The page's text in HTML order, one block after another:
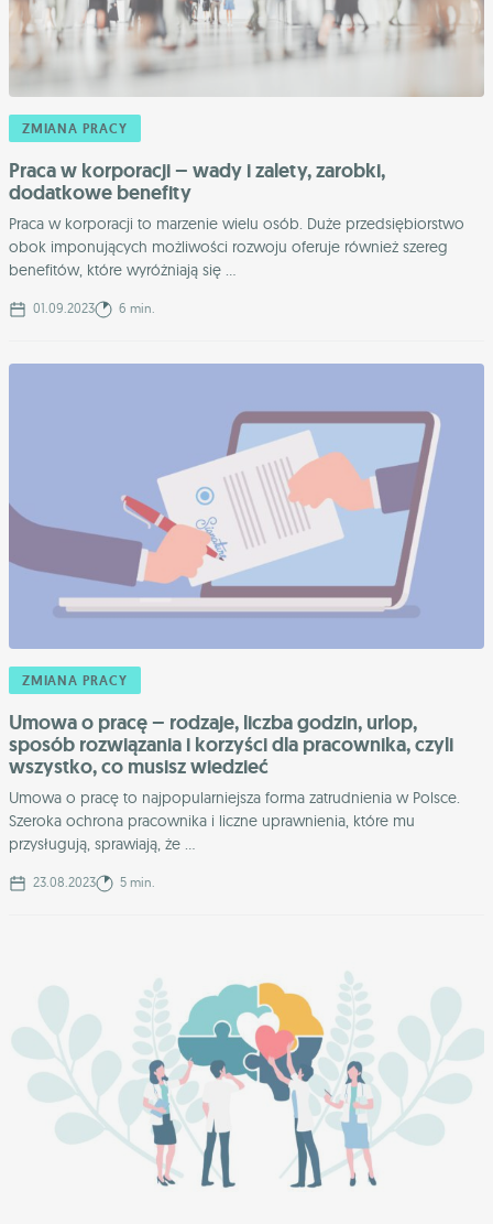
ZMIANA PRACY
Praca w korporacji – wady i zalety, zarobki,
dodatkowe benefity
Praca w korporacji to marzenie wielu osób. Duże przedsiębiorstwo
obok imponujących możliwości rozwoju oferuje również szereg
benefitów, które wyróżniają się ...
01.09.2023 6 min.
ZMIANA PRACY
Umowa o pracę – rodzaje, liczba godzin, urlop,
sposób rozwiązania i korzyści dla pracownika, czyli
wszystko, co musisz wiedzieć
Umowa o pracę to najpopularniejsza forma zatrudnienia w Polsce.
Szeroka ochrona pracownika i liczne uprawnienia, które mu
przysługują, sprawiają, że ...
23.08.2023 5 min.